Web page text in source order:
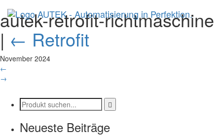
autek-retrofit-richtmaschine
| ← Retrofit
November 2024
←
→
Neueste Beiträge